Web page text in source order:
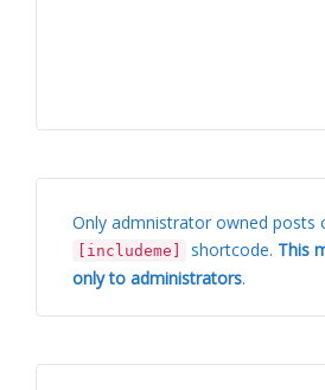
Only admnistrator owned posts
[includeme] shortcode. This
only to administrators.